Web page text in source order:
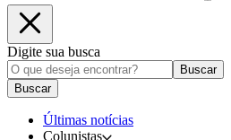
Digite sua busca
Buscar
Buscar
Últimas notícias
Colunistas